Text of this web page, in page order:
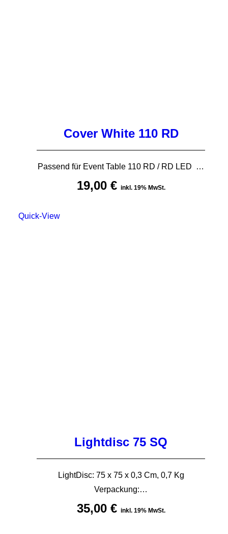
Cover White 110 RD
Passend für Event Table 110 RD / RD LED …
19,00 € inkl. 19% MwSt.
Quick-View
Lightdisc 75 SQ
LightDisc: 75 x 75 x 0,3 Cm, 0,7 Kg
Verpackung:…
35,00 € inkl. 19% MwSt.